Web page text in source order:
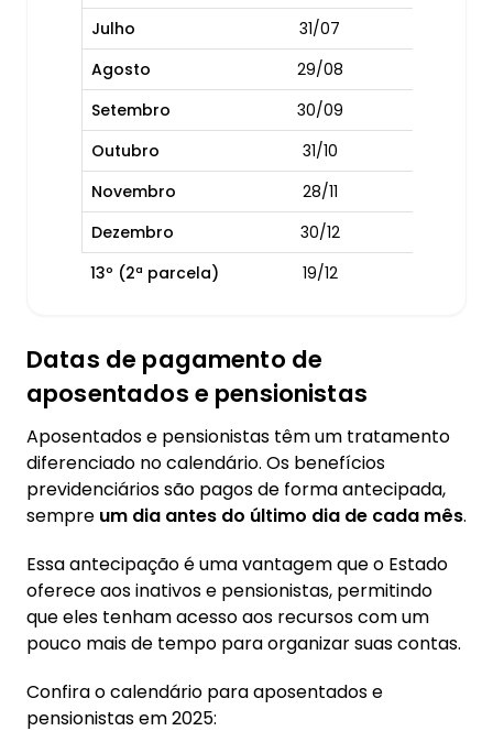
Julho
31/07
Agosto
29/08
Setembro
30/09
Outubro
31/10
Novembro
28/11
Dezembro
30/12
13º (2ª parcela)
19/12
Datas de pagamento de
aposentados e pensionistas
Aposentados e pensionistas têm um tratamento
diferenciado no calendário. Os benefícios
previdenciários são pagos de forma antecipada,
sempre um dia antes do último dia de cada mês.
Essa antecipação é uma vantagem que o Estado
oferece aos inativos e pensionistas, permitindo
que eles tenham acesso aos recursos com um
pouco mais de tempo para organizar suas contas.
Confira o calendário para aposentados e
pensionistas em 2025: